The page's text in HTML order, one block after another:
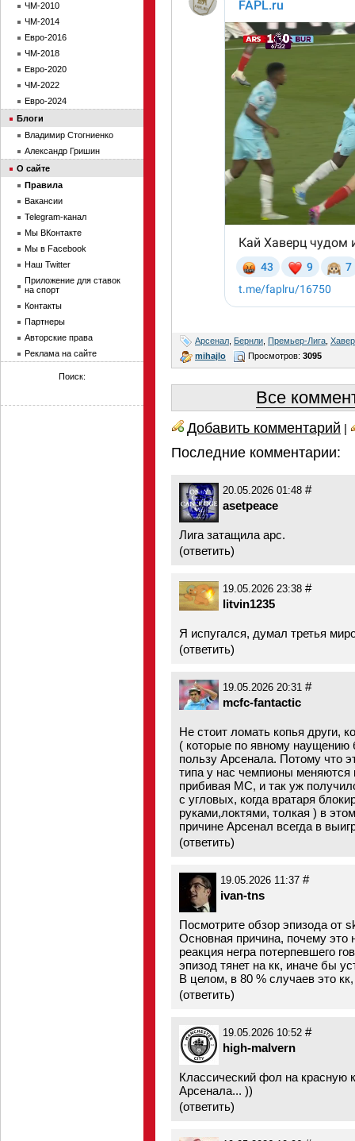
Арсенал Бернли Премьер-Лига
mihajlo
Просмотров: 3095
Все
Добавить комментарий |
Последние комментарии:
20.05.2026 01:48 #
asetpeace
Лига затащила арс.
(ответить)
19.05.2026 23:38 #
litvin1235
Я испугался, думал третья
(ответить)
19.05.2026 20:31 #
mcfc-fantactic
Не стоит ломать копья други,
( которые по явному наущению
пользу Арсенала. Потому что
типа у нас чемпионы
прибивая МС, и так уж
с угловых, когда вратаря
руками,локтями, толкая ) в
причине Арсенал всегда в
(ответить)
19.05.2026 11:37 #
ivan-tns
Посмотрите обзор эпизода от
Основная причина, почему это
реакция негра потерпевшего
эпизод тянет на кк, иначе бы
В целом, в 80 % случаев это
(ответить)
19.05.2026 10:52 #
high-malvern
Классический фол на красную
Арсенала... ))
(ответить)
ЧМ-2010
ЧМ-2014
Евро-2016
ЧМ-2018
Евро-2020
ЧМ-2022
Евро-2024
Блоги
Владимир Стогниенко
Александр Гришин
О сайте
Правила
Вакансии
Telegram-канал
Мы ВКонтакте
Мы в Facebook
Наш Twitter
Приложение для ставок
на спорт
Контакты
Партнеры
Авторские права
Реклама на сайте
Поиск: